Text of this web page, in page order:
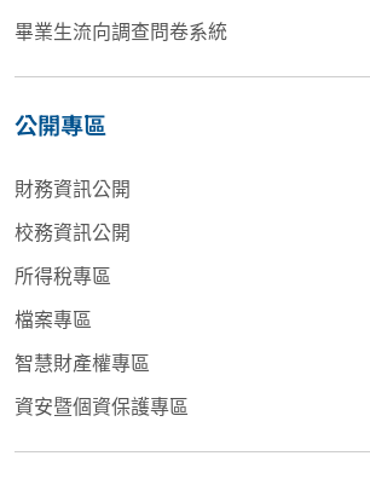
畢業生流向調查問卷系統
公開專區
財務資訊公開
校務資訊公開
所得稅專區
檔案專區
智慧財產權專區
資安暨個資保護專區